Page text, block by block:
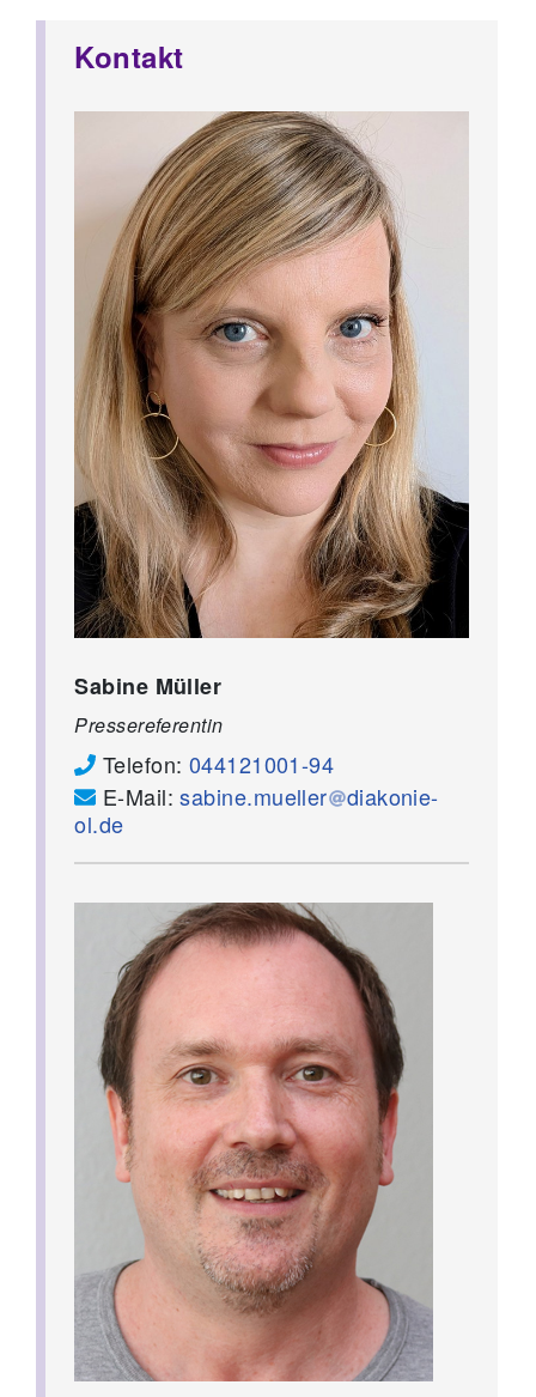
Kontakt
Sabine Müller
Pressereferentin
Telefon: 044121001-94
E-Mail:sabine.mueller
diakonie-
ol.de